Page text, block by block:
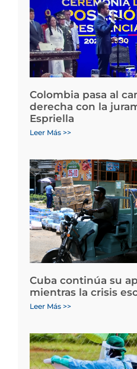
Colombia pasa al
derecha con la
Espriella
Leer Más >>
Cuba continúa su
mientras la crisis
Leer Más >>